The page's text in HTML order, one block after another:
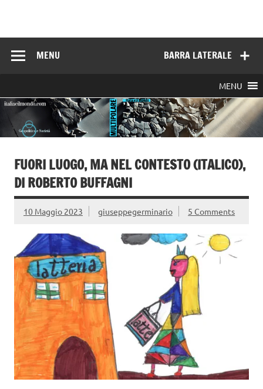
BARRA LATERALE
MENU
MENU
FUORI LUOGO, MA NEL CONTESTO (ITALICO),
DI ROBERTO BUFFAGNI
10 Maggio 2023 giuseppegerminario 5 Comments